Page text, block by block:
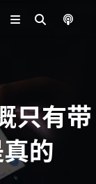
只有带
的